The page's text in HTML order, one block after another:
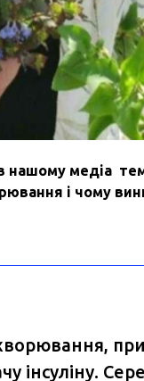
нашому медіа
і чому
інсуліну.